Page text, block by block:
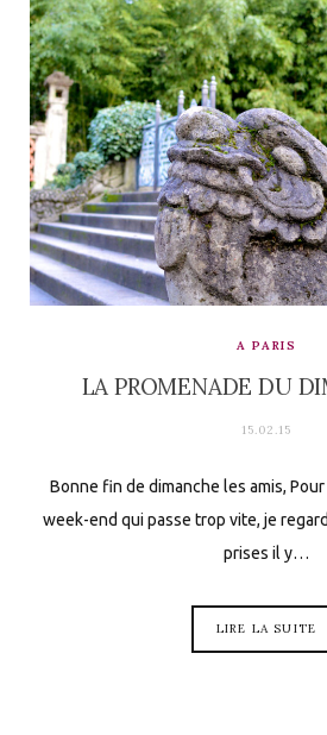
A PARIS
LA PROMENADE DU
15.02.15
Bonne fin de dimanche les amis,
week-end qui passe trop vite, je
prises il y…
LIRE LA SUITE